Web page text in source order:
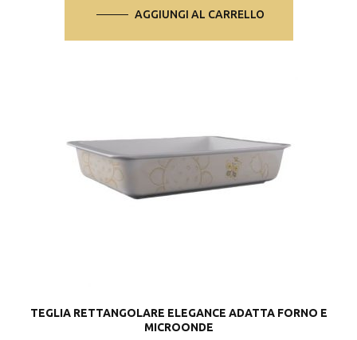
AGGIUNGI AL CARRELLO
TEGLIA RETTANGOLARE ELEGANCE ADATTA FORNO E
MICROONDE